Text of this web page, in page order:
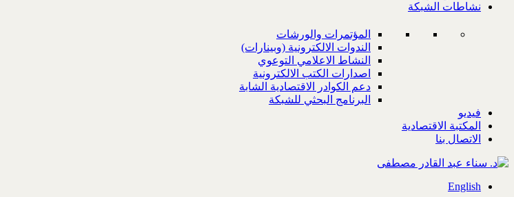
نشاطات الشبكة
المؤتمرات والورشات
الندوات الالكترونية (وبينارات)
النشاط الاعلامي التوعوي
اصدارات الكتب الالكترونية
دعم الكوادر الاقتصادية الشابة
البرنامج البحثي للشبكة
فيديو
المكتبة الاقتصادية
الاتصال بنا
English